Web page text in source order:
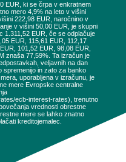
EUR, ki se črpa v enkratnem
mero 4,9% na leto v višini
222,98 EUR, naročnino v
v višini 50,00 EUR, je skupni
1.311,52 EUR, če se odplačuje
EUR, 115,61 EUR, 112,17
101,52 EUR, 98,08 EUR,
znaša 77,59%. Ta izračun je
veljavnih na dan
spremenijo in zato za banko
uporabljena v izračunu, je
mere Evropske centralne
ecb-interest-rates), trenutno
vrednosti obrestne
mere se lahko znatno
kreditojemalec.